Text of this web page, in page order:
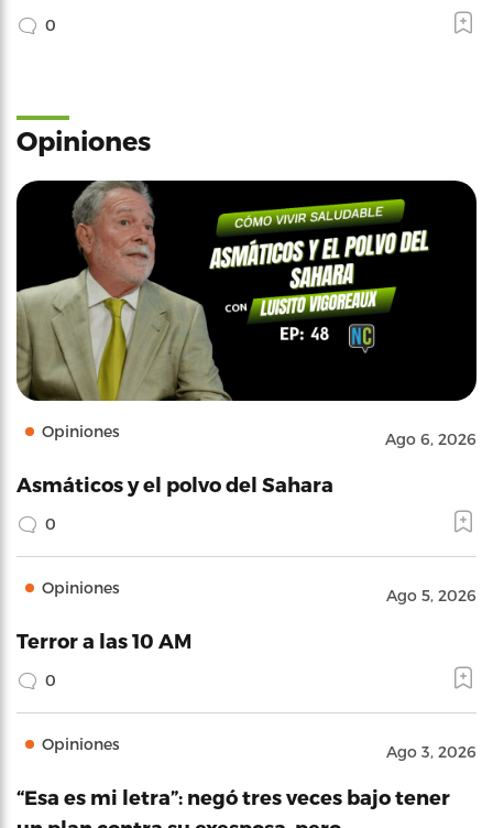
0
Opiniones
Opiniones Ago 6, 2026
Asmáticos y el polvo del Sahara
0
Opiniones Ago 5, 2026
Terror a las 10 AM
0
Opiniones Ago 3, 2026
“Esa es mi letra”: negó tres veces bajo tener